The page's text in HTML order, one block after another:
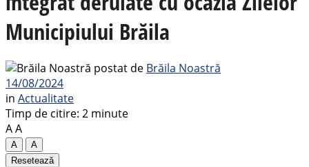
Municipiului Brăila
postat de Brăila Noastră
14/08/2024
in Actualitate
Timp de citire: 2 minute
AA
A
A
Resetează